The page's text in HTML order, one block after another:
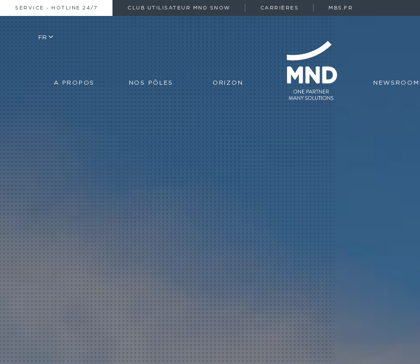
SERVICE - HOTLINE 24/7 CLUB UTILISATEUR MND SNOW CARRIÈRES MBS.FR
FR
A PROPOS NOS PÔLES ORIZON NEWSROOM